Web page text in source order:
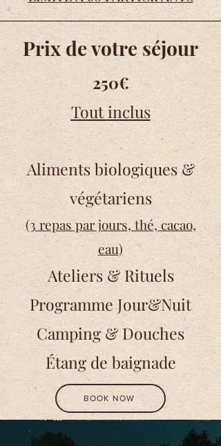
Prix de votre séjour
250€
Tout inclus
Aliments biologiques &
végétariens
(3 repas par jours, thé, cacao,
eau)
Ateliers & Rituels
Programme Jour&Nuit
Camping & Douches
Étang de baignade
BOOK NOW